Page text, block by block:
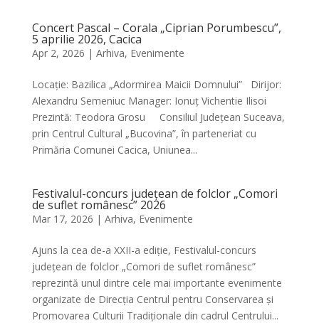
Concert Pascal – Corala „Ciprian Porumbescu”,
5 aprilie 2026, Cacica
Apr 2, 2026 | Arhiva, Evenimente
Locație: Bazilica „Adormirea Maicii Domnului” Dirijor:
Alexandru Semeniuc Manager: Ionuț Vichentie Ilisoi
Prezintă: Teodora Grosu Consiliul Județean Suceava,
prin Centrul Cultural „Bucovina”, în parteneriat cu
Primăria Comunei Cacica, Uniunea...
Festivalul-concurs județean de folclor „Comori
de suflet românesc” 2026
Mar 17, 2026 | Arhiva, Evenimente
Ajuns la cea de-a XXII-a ediție, Festivalul-concurs
județean de folclor „Comori de suflet românesc”
reprezintă unul dintre cele mai importante evenimente
organizate de Direcția Centrul pentru Conservarea și
Promovarea Culturii Tradiționale din cadrul Centrului...